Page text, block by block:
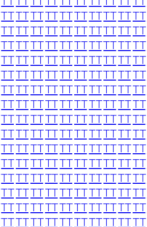
TTTTTTTTTTTTTTTTTTTT
TTTTTTTTTTTTTTTTTTTT
TTTTTTTTTTTTTTTTTTTT
TTTTTTTTTTTTTTTTTTTT
TTTTTTTTTTTTTTTTTTTT
TTTTTTTTTTTTTTTTTTTT
TTTTTTTTTTTTTTTTTTTT
TTTTTTTTTTTTTTTTTTTT
TTTTTTTTTTTTTTTTTTTT
TTTTTTTTTTTTTTTTTTTT
TTTTTTTTTTTTTTTTTTTT
TTTTTTTTTTTTTTTTTTTT
TTTTTTTTTTTTTTTTTTTT
TTTTTTTTTTTTTTTTTTTT
TTTTTTTTTTTTTTTTTTTT